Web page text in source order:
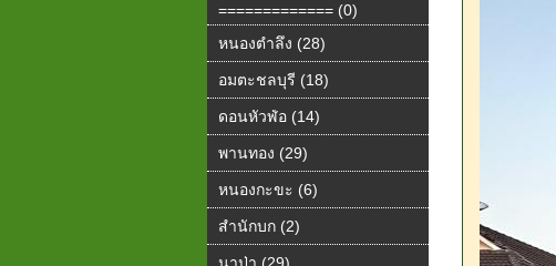
============= (0)
หนองตำลึง (28)
อมตะชลบุรี (18)
ดอนหัวฬ่อ (14)
พานทอง (29)
หนองกะขะ (6)
สำนักบก (2)